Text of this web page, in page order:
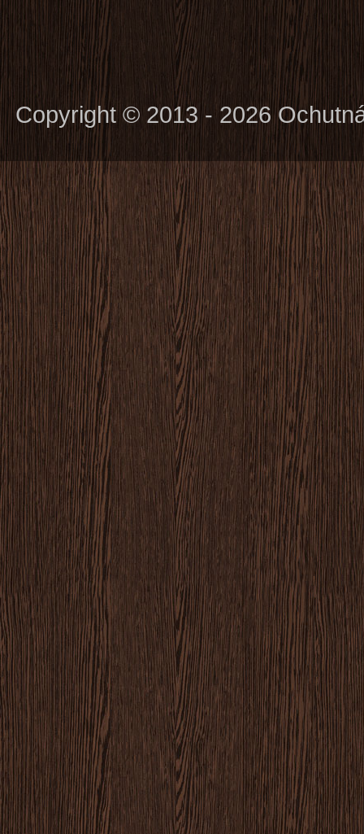
Copyright © 2013 - 2026